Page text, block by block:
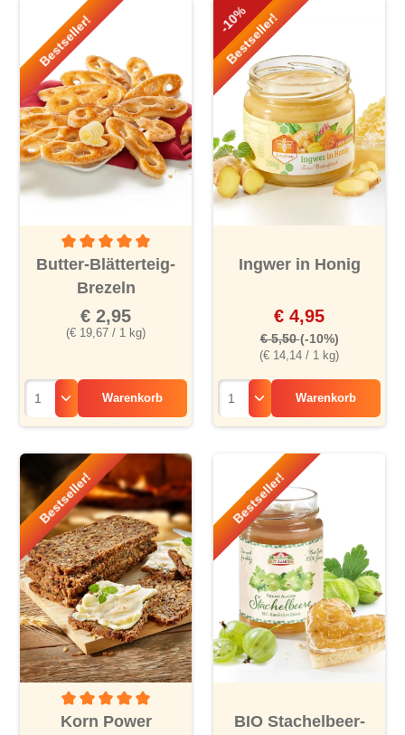
Bestseller!
Durchschnittliche Bewertung von 5 von 5 Sternen
Butter-Blätterteig-
Brezeln
(€ 19,67 / 1 kg)
€ 2,95
Warenkorb
-10%
Bestseller!
Ingwer in Honig
(€ 14,14 / 1 kg)
€ 4,95
€ 5,50(-10%)
Warenkorb
Bestseller!
Durchschnittliche Bewertung von 5 von 5 Sternen
Korn Power
Bestseller!
BIO Stachelbeer-